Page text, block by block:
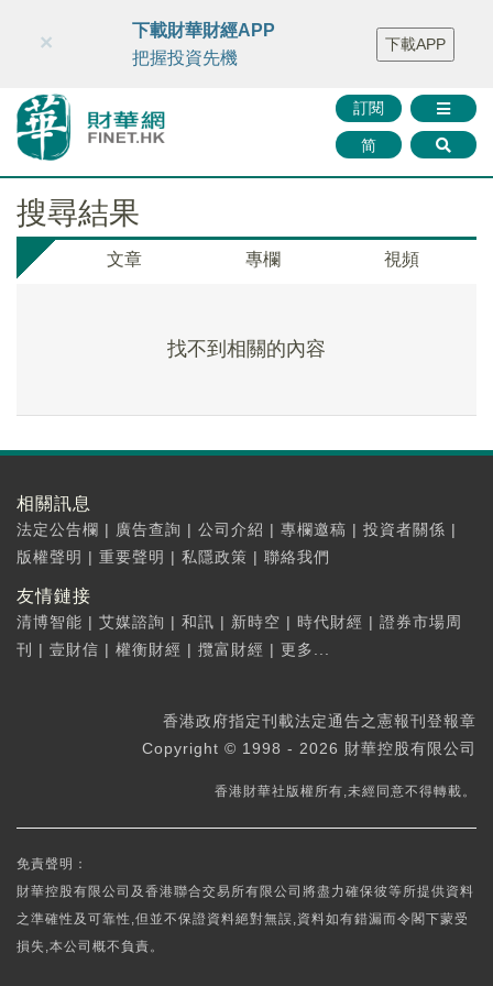
財華智庫網 FINTV FINMETA 財華證券 媒體矩陣
智庫沙龍
聯絡我們
訂閱
简
×
下載財華財經APP
把握投資先機
下載APP
搜尋結果
文章 專欄 視頻
找不到相關的內容
相關訊息
法定公告欄 | 廣告查詢 | 公司介紹 | 專欄邀稿 | 投資者關係 |
版權聲明 | 重要聲明 | 私隱政策 | 聯絡我們
友情鏈接
清博智能 | 艾媒諮詢 | 和訊 | 新時空 | 時代財經 | 證券市場周
刊
| 壹財信 | 權衡財經 | 攬富財經 | 更多...
香港政府指定刊載法定通告之憲報刊登報章
Copyright © 1998 - 2026 財華控股有限公司
香港財華社版權所有,未經同意不得轉載。
免責聲明：
財華控股有限公司及香港聯合交易所有限公司將盡力確保彼等所提供資料
之準確性及可靠性,但並不保證資料絕對無誤,資料如有錯漏而令閣下蒙受
損失,本公司概不負責。